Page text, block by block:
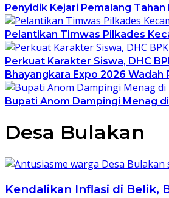
Penyidik Kejari Pemalang
Pelantikan Timwas Pilkades
Perkuat Karakter Siswa, DHC
Bhayangkara Expo 2026 Wadah
Bupati Anom Dampingi Menag
Desa Bulakan
Kendalikan Inflasi di Belik,